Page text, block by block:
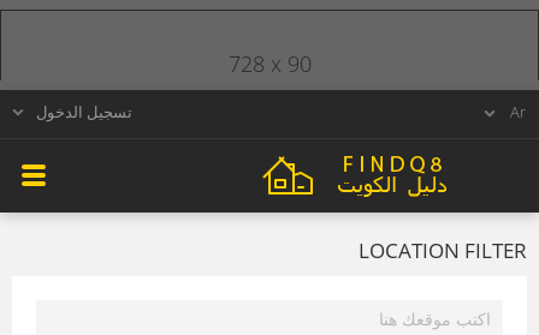
تسجيل الدخول
LOCATION FILTER
728 x 90